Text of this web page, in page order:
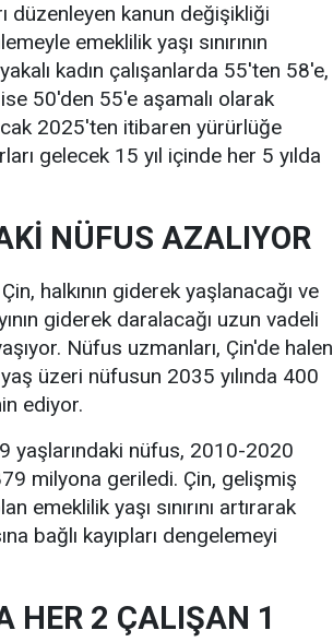
düzenleyen kanun değişikliği
emeklilik yaşı sınırının
kadın çalışanlarda 55'ten 58'e,
50'den 55'e aşamalı olarak
2025'ten itibaren yürürlüğe
gelecek 15 yıl içinde her 5 yılda
NÜFUS AZALIYOR
halkının giderek yaşlanacağı ve
giderek daralacağı uzun vadeli
Nüfus uzmanları, Çin'de halen
üzeri nüfusun 2035 yılında 400
ediyor.
yaşlarındaki nüfus, 2010-2020
milyona geriledi. Çin, gelişmiş
emeklilik yaşı sınırını artırarak
bağlı kayıpları dengelemeyi
HER 2 ÇALIŞAN 1